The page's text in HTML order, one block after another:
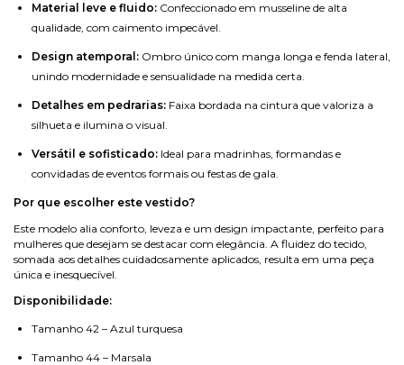
Material leve e fluido: Confeccionado em musseline de alta
qualidade, com caimento impecável.
Design atemporal: Ombro único com manga longa e fenda lateral,
unindo modernidade e sensualidade na medida certa.
Detalhes em pedrarias: Faixa bordada na cintura que valoriza a
silhueta e ilumina o visual.
Versátil e sofisticado: Ideal para madrinhas, formandas e
convidadas de eventos formais ou festas de gala.
Por que escolher este vestido?
Este modelo alia conforto, leveza e um design impactante, perfeito para
mulheres que desejam se destacar com elegância. A fluidez do tecido,
somada aos detalhes cuidadosamente aplicados, resulta em uma peça
única e inesquecível.
Disponibilidade:
Tamanho 42 – Azul turquesa
Tamanho 44 – Marsala